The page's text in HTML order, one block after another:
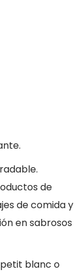
de
de comida y
en sabrosos
blanc o